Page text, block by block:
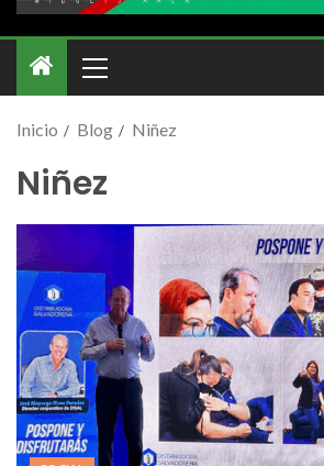
Inicio Blog Niñez
Niñez